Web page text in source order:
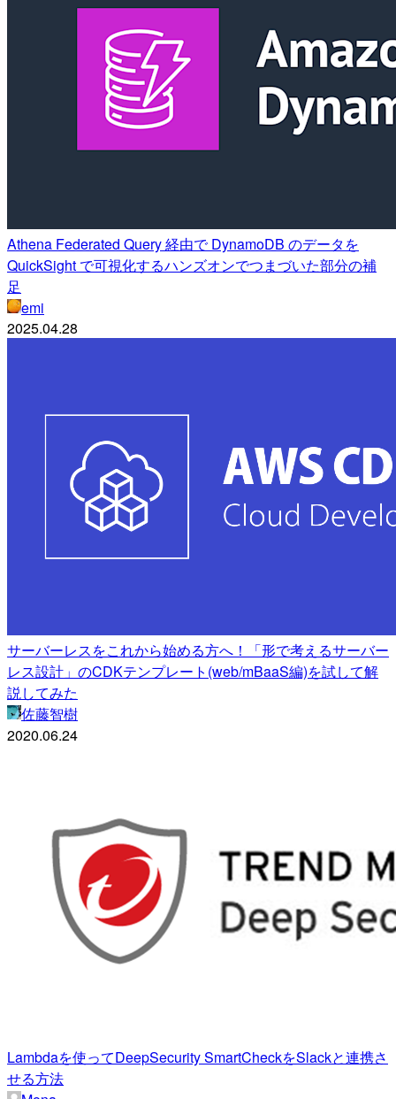
Athena Federated Query 経由で DynamoDB のデータを
QuickSight で可視化するハンズオンでつまづいた部分の補
足
emi
2025.04.28
サーバーレスをこれから始める方へ！「形で考えるサーバー
レス設計」のCDKテンプレート(web/mBaaS編)を試して解
説してみた
佐藤智樹
2020.06.24
Lambdaを使ってDeepSecurity SmartCheckをSlackと連携さ
せる方法